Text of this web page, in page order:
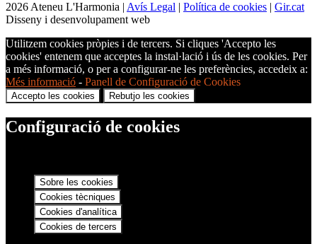
2026 Ateneu L'Harmonia | Avís Legal | Política de cookies | Gir.cat
Disseny i desenvolupament web
Utilitzem cookies pròpies i de tercers. Si cliques 'Accepto les
cookies' entenem que acceptes la instal·lació i ús de les cookies. Per
a més informació, o per a configurar-ne les preferències, accedeix a:
Més informació - Panell de Configuració de Cookies
Accepto les cookies Rebutjo les cookies
Configuració de cookies
Sobre les cookies
Cookies tècniques
Cookies d'analítica
Cookies de tercers